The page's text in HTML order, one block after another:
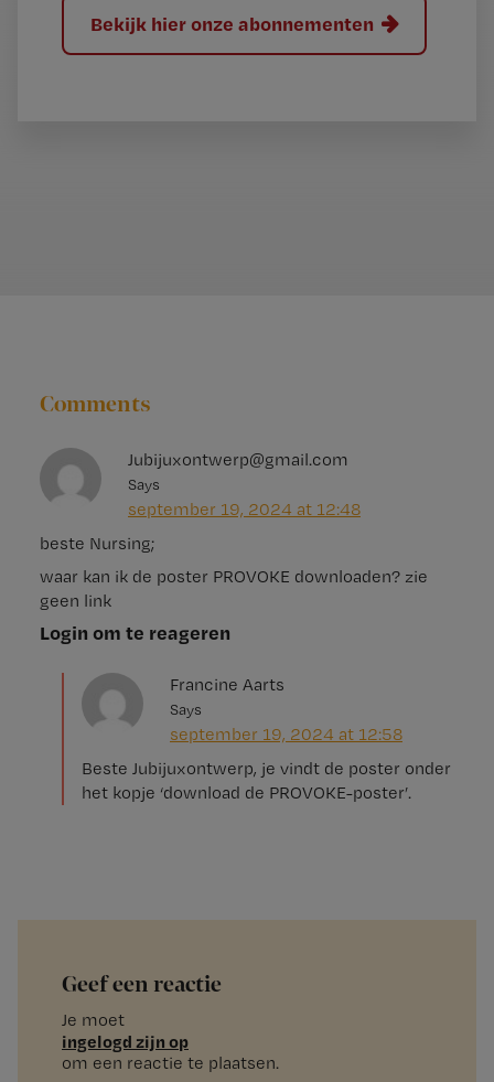
Bekijk hier onze abonnementen
Comments
Jubijuxontwerp@gmail.com
Says
september 19, 2024 at 12:48
beste Nursing;
waar kan ik de poster PROVOKE downloaden? zie
geen link
Login om te reageren
Francine Aarts
Says
september 19, 2024 at 12:58
Beste Jubijuxontwerp, je vindt de poster onder
het kopje ‘download de PROVOKE-poster’.
Geef een reactie
Je moet
ingelogd zijn op
om een reactie te plaatsen.